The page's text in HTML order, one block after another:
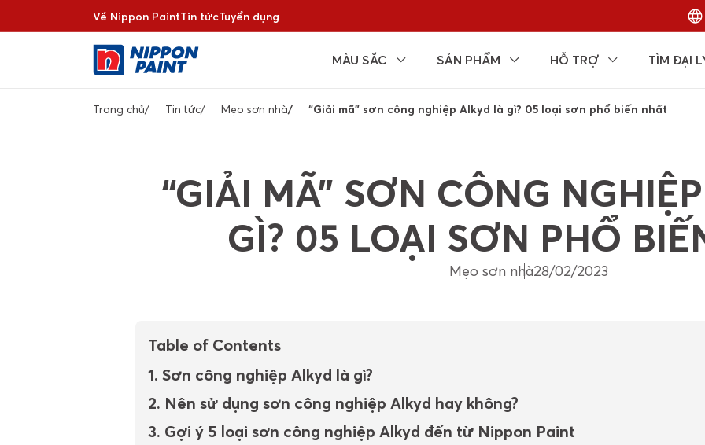
đến
Về Nippon PaintTin tứcTuyển dụng
MÀU SẮC SẢN PHẨM HỖ TRỢ TÌM ĐẠI
Breadcrumb
Trang chủ Tin tức Mẹo sơn nhà “Giải mã” sơn công nghiệp Alkyd là gì? 05 loại sơn phổ biến nhất
“GIẢI MÃ” SƠN CÔNG
GÌ? 05 LOẠI SƠN PHỔ
Mẹo sơn nhà28/02/2023
Table of Contents
1. Sơn công nghiệp Alkyd là gì?
2. Nên sử dụng sơn công nghiệp Alkyd hay không?
3. Gợi ý 5 loại sơn công nghiệp Alkyd đến từ Nippon Paint